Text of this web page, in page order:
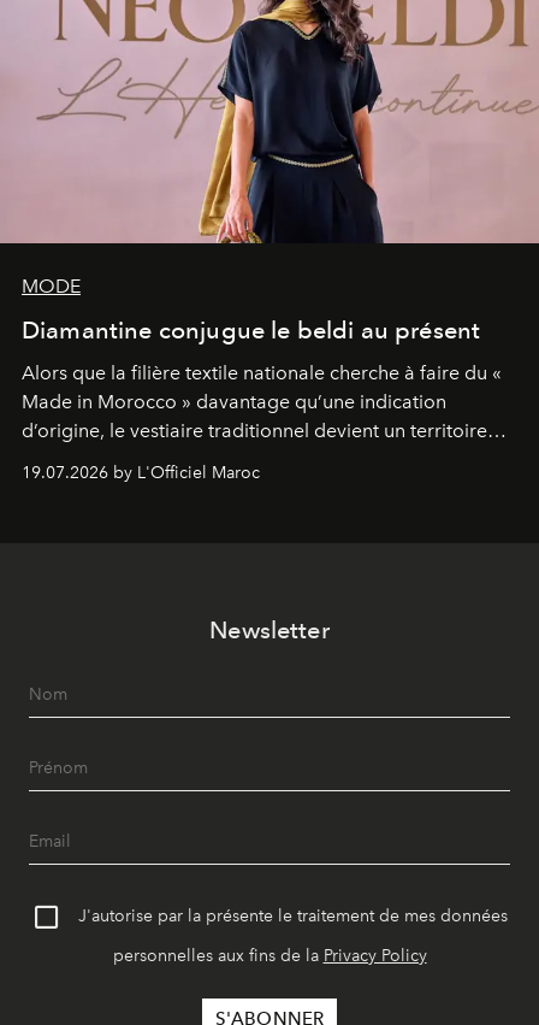
MODE
Diamantine conjugue le beldi au présent
Alors que la filière textile nationale cherche à faire du «
Made in Morocco » davantage qu’une indication
d’origine, le vestiaire traditionnel devient un territoire
d’expérimentation. Avec Néo Beldi, Diamantine en
révise les proportions et les usages pour l’inscrire dans
19.07.2026 by L'Officiel Maroc
Newsletter
J'autorise par la présente le traitement de mes données
personnelles aux fins de la Privacy Policy